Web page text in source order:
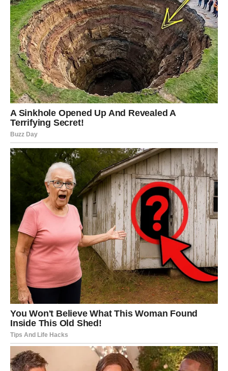
mesto. Na poslu preuzimate kontrolu, a u ljubavi —
dešava se neočekivano otvaranje.
Šta donosi nedelja?
Uspeh u poslu i novi koraci u karijeri.
Rešenje finansijskog pitanja.
Emotivna harmonija i snažna povezanost.
Vest koja donosi olakšanje.
Slobodnim Jarcima dolazi osoba koja ima nežnu ali
stabilnu energiju — neko ko vas vidi drugačije od drugih.
Poruka nedelje:
Vreme je da verujete lepim stvarima — zaslužili ste mir.
VODOLIJA
Nedelja iznenađenja, inspiracije i neočekivanih obrta
Vodolija ulazi u period u kojem se događaji nižu brže
nego što možete da ispratite. Neočekivani pozivi,
informacije, pozivi na saradnje — sve dolazi kao iz vedra
neba.